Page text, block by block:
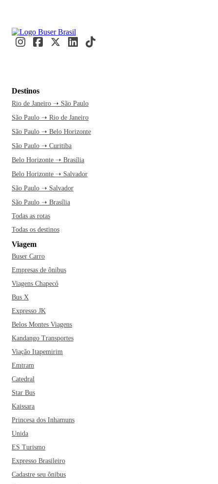
Destinos
Rio de Janeiro ➝ São Paulo
São Paulo ➝ Rio de Janeiro
São Paulo ➝ Belo Horizonte
São Paulo ➝ Curitiba
Belo Horizonte ➝ Brasília
Belo Horizonte ➝ Salvador
São Paulo ➝ Salvador
São Paulo ➝ Brasília
Todas as rotas
Todas os destinos
Viagem
Buser Carro
Empresas de ônibus
Viagens Chapecó
Bus X
Expresso JK
Belos Montes Viagens
Kandango Transportes
Viação Itapemirim
Emtram
Catedral
Star Bus
Kaissara
Princesa dos Inhamuns
Unida
ES Turismo
Expresso Brasileiro
Cadastre seu ônibus